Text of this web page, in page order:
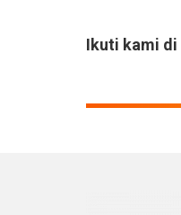
Ikuti kami di